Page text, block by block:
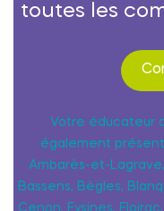
toutes les
Votre éducateur
également
Ambarès-et-
Bassens, Bègles,
Cenon, Eysines,